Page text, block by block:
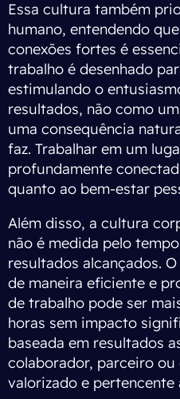
Essa cultura também
humano, entendendo
conexões fortes é
trabalho é desenhado
estimulando o
resultados, não como
uma consequência
faz. Trabalhar em um
profundamente
quanto ao bem-estar
Além disso, a cultura
não é medida pelo
resultados alcançados.
de maneira eficiente e
de trabalho pode ser
horas sem impacto
baseada em resultados
colaborador, parceiro ou
valorizado e pertencente